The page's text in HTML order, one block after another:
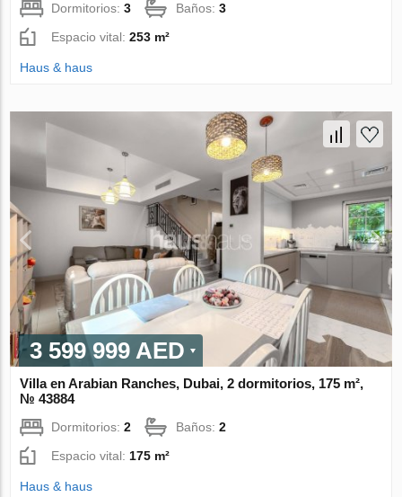
Dormitorios:3 Baños:3
Espacio vital:253 m²
Haus & haus
3 599 999 AED
Villa en Arabian Ranches, Dubai, 2 dormitorios, 175 m²,
№ 43884
Dormitorios:2 Baños:2
Espacio vital: 175 m²
Haus & haus